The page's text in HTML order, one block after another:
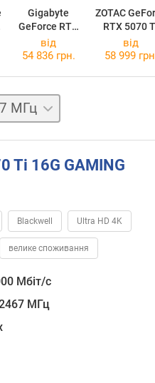
Gigabyte
GeForce RTX
5070 Ti
WINDFORCE
ZOTAC
RTX 5070
AMP
INFINITY
від
54 836 грн.
від
58 999
Ti 16G GAMING
Blackwell Ultra HD 4K
велике споживання
Мбіт/с
МГц